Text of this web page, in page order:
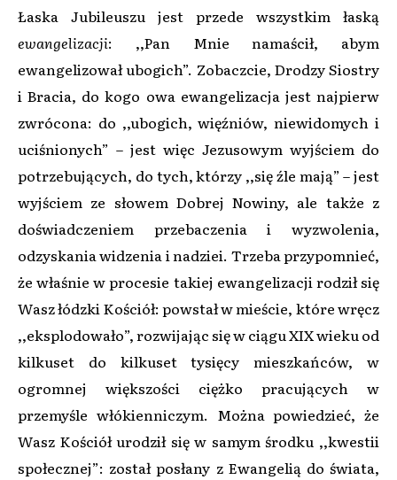
Łaska Jubileuszu jest przede wszystkim łaską
ewangelizacji: ,,Pan Mnie namaścił, abym
ewangelizował ubogich”. Zobaczcie, Drodzy Siostry
i Bracia, do kogo owa ewangelizacja jest najpierw
zwrócona: do ,,ubogich, więźniów, niewidomych i
uciśnionych” – jest więc Jezusowym wyjściem do
potrzebujących, do tych, którzy ,,się źle mają” – jest
wyjściem ze słowem Dobrej Nowiny, ale także z
doświadczeniem przebaczenia i wyzwolenia,
odzyskania widzenia i nadziei. Trzeba przypomnieć,
że właśnie w procesie takiej ewangelizacji rodził się
Wasz łódzki Kościół: powstał w mieście, które wręcz
,,eksplodowało”, rozwijając się w ciągu XIX wieku od
kilkuset do kilkuset tysięcy mieszkańców, w
ogromnej większości ciężko pracujących w
przemyśle włókienniczym. Można powiedzieć, że
Wasz Kościół urodził się w samym środku ,,kwestii
społecznej”: został posłany z Ewangelią do świata,